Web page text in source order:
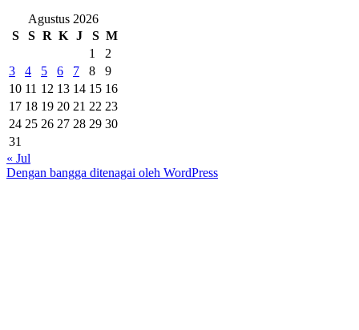
Agustus 2026
S
S R K J S M
1
2
3
4 5 6 7 8
9
10 11 12 13 14 15 16
17 18 19 20 21 22 23
24 25 26 27 28 29 30
31
« Jul
Dengan bangga ditenagai oleh WordPress